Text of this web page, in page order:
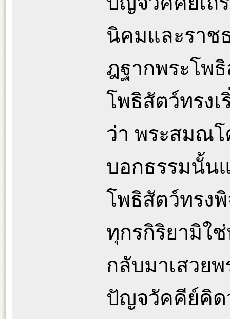
นิคมและราช
ฎฐากพระโพ
โพธิสัตว์ทรง
ว่า พระสมณ
บอกธรรมนั้น
โพธิสัตว์ทรง
ทุกรกิริยามิใ
กลับมาเสวย
ปัญจวัคคีย์คิด